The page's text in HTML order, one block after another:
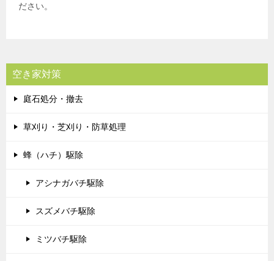
ださい。
空き家対策
庭石処分・撤去
草刈り・芝刈り・防草処理
蜂（ハチ）駆除
アシナガバチ駆除
スズメバチ駆除
ミツバチ駆除